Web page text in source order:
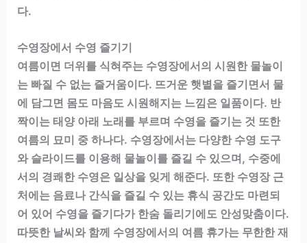
다.
수영장에서 수영 즐기기
여름이면 더위를 식혀주는 수영장에서의 시원한 물놀이
는 빠질 수 없는 즐거움이다. 뜨거운 햇볕을 즐기면서 물
에 담그면 몸도 마음도 시원해지는 느낌은 일품이다. 반
짝이는 태양 아래 노래를 부르며 수영을 즐기는 것 또한
여름의 묘미 중 하나다. 수영장에서는 다양한 수영 도구
와 슬라이드를 이용해 물놀이를 즐길 수 있으며, 수중에
서의 경쾌한 수영은 일상을 잊게 해준다. 또한 수영장 근
처에는 음료나 간식을 즐길 수 있는 휴식 공간도 마련되
어 있어 수영을 즐기다가 한숨 돌리기에도 안성맞춤이다.
따뜻한 날씨와 함께 수영장에서의 여름 휴가는 무한한 재